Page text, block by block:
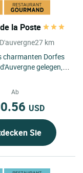
la Poste
27 km
charmanten Dorfes
gelegen,
La
Ab
USD
Sie